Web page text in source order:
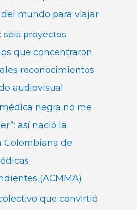
mundo para viajar
seis proyectos
que concentraron
reconocimientos
audiovisual
negra no me
así nació la
Colombiana de
(ACMMA)
que convirtió